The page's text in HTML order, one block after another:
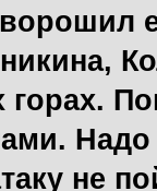
горах.
Надо
не